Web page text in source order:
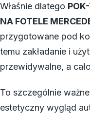
Właśnie dlatego
NA FOTELE
przygotowane pod
temu zakładanie i
przewidywalne, a
To szczególnie
estetyczny wygląd